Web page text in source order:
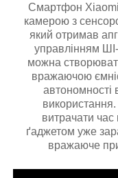
Смартфон
камерою з
який отримав
управлінням
можна
вражаючою
автономності
витрачати час
ґаджетом уже
вражаюче